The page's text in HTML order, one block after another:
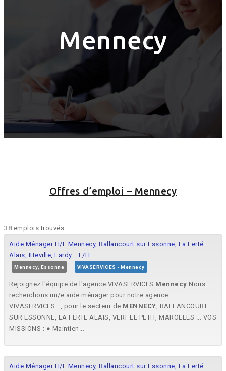
Mennecy
Offres d’emploi – Mennecy
38 emplois trouvés
Aide Ménager H/F Mennecy, Ballancourt sur Essonne, La Ferté
Alais, Itteville, Lardy... F/H
Mennecy, Essonne VIVASERVICES - Mennecy
Rejoignez l'équipe de l'agence VIVASERVICES Mennecy Nous
recherchons un/e aide ménager pour notre agence
VIVASERVICES..., pour le secteur de MENNECY, BALLANCOURT
SUR ESSONNE, LA FERTE ALAIS, VERT LE PETIT, MAROLLES ... VOS
MISSIONS : ● Maintien...
Aide Ménager H/F Mennecy, Ballancourt sur Essonne, La Ferté